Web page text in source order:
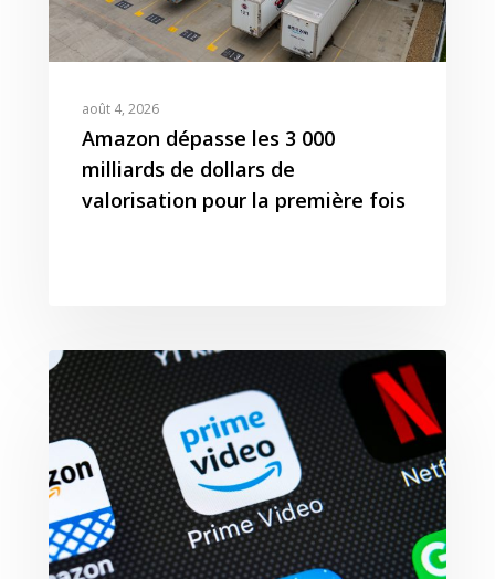
août 4, 2026
Amazon dépasse les 3 000
milliards de dollars de
valorisation pour la première fois